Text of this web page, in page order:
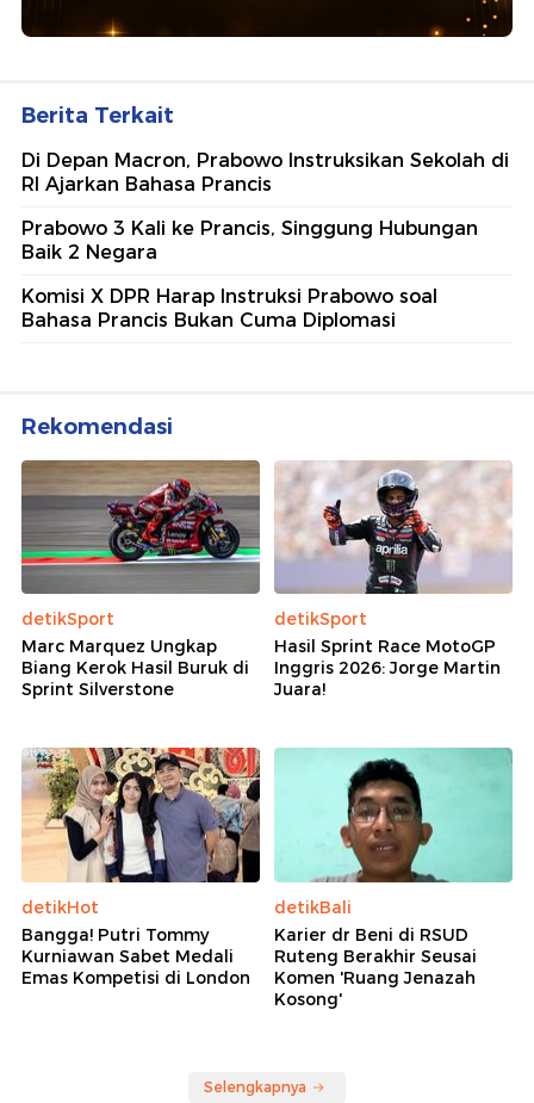
Berita Terkait
Di Depan Macron, Prabowo Instruksikan Sekolah di
RI Ajarkan Bahasa Prancis
Prabowo 3 Kali ke Prancis, Singgung Hubungan
Baik 2 Negara
Komisi X DPR Harap Instruksi Prabowo soal
Bahasa Prancis Bukan Cuma Diplomasi
Rekomendasi
detikSport
Marc Marquez Ungkap
Biang Kerok Hasil Buruk di
Sprint Silverstone
detikSport
Hasil Sprint Race MotoGP
Inggris 2026: Jorge Martin
Juara!
detikHot
Bangga! Putri Tommy
Kurniawan Sabet Medali
Emas Kompetisi di London
detikBali
Karier dr Beni di RSUD
Ruteng Berakhir Seusai
Komen 'Ruang Jenazah
Kosong'
Selengkapnya